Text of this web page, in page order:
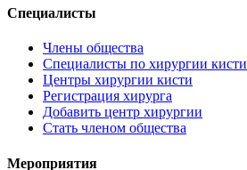
Специалисты
Члены общества
Специалисты по хирургии кисти
Центры хирургии кисти
Регистрация хирурга
Добавить центр хирургии
Стать членом общества
Мероприятия